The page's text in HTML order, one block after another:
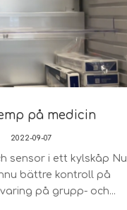
på medicin
2022-09-07
sensor i ett kylskåp Nu
bättre kontroll på
på grupp- och...